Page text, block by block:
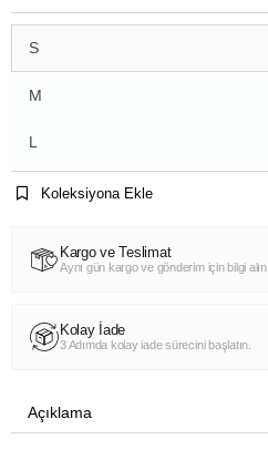
S
M
L
Koleksiyona Ekle
Kargo ve Teslimat
Aynı gün kargo ve gönderim için bilgi alın.
Kolay İade
3 Adımda kolay iade sürecini başlatın.
Açıklama